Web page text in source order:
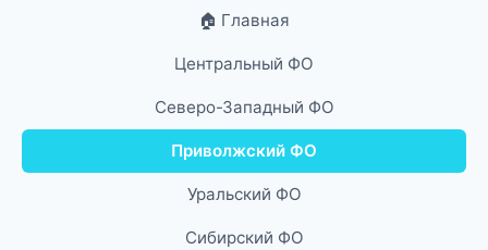
🏠 Главная
Центральный ФО
Северо-Западный ФО
Приволжский ФО
Уральский ФО
Сибирский ФО